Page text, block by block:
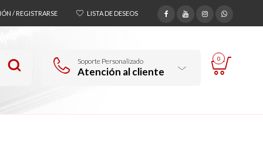
/ REGISTRARSE LISTA DE DESEOS
Soporte Personalizado
Atención al cliente
0